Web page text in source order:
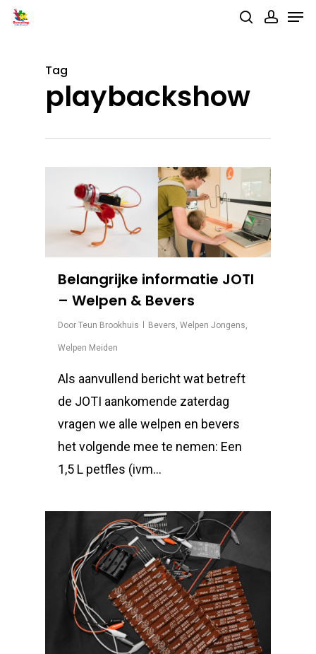
Skip
Tag
playbackshow
Belangrijke informatie JOTI
– Welpen & Bevers
Door Teun Brookhuis Bevers, Welpen Jongens,
Welpen Meiden
Als aanvullend bericht wat betreft
de JOTI aankomende zaterdag
vragen we alle welpen en bevers
het volgende mee te nemen: Een
1,5 L petfles (ivm…